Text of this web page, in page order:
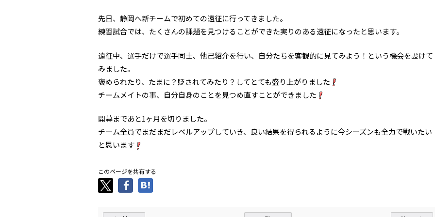
先日、静岡へ新チームで初めての遠征に行ってきました。
練習試合では、たくさんの課題を見つけることができた実りのある遠征になったと思います。
遠征中、選手だけで選手同士、他己紹介を行い、自分たちを客観的に見てみよう！という機会を設けて
みました。
褒められたり、たまに？貶されてみたり？してとても盛り上がりました
チームメイトの事、自分自身のことを見つめ直すことができました
開幕まであと1ヶ月を切りました。
チーム全員でまだまだレベルアップしていき、良い結果を得られるように今シーズンも全力で戦いたい
と思います
このページを共有する